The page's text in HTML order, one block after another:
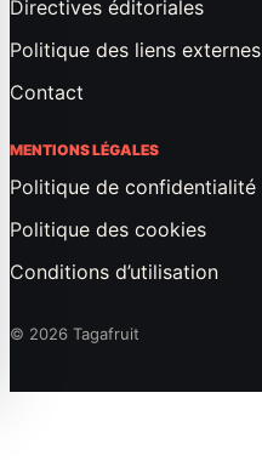
Directives éditoriales
Politique des liens externes
Contact
MENTIONS LÉGALES
Politique de confidentialité
Politique des cookies
Conditions d’utilisation
© 2026 Tagafruit